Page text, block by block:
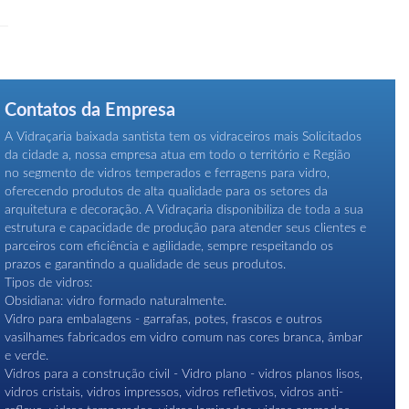
Contatos da Empresa
A Vidraçaria baixada santista tem os vidraceiros mais Solicitados
da cidade a, nossa empresa atua em todo o território e Região
no segmento de vidros temperados e ferragens para vidro,
oferecendo produtos de alta qualidade para os setores da
arquitetura e decoração. A Vidraçaria disponibiliza de toda a sua
estrutura e capacidade de produção para atender seus clientes e
parceiros com eficiência e agilidade, sempre respeitando os
prazos e garantindo a qualidade de seus produtos.
Tipos de vidros:
Obsidiana: vidro formado naturalmente.
Vidro para embalagens - garrafas, potes, frascos e outros
vasilhames fabricados em vidro comum nas cores branca, âmbar
e verde.
Vidros para a construção civil - Vidro plano - vidros planos lisos,
vidros cristais, vidros impressos, vidros refletivos, vidros anti-